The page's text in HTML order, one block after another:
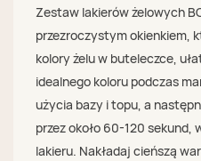
Zestaw lakierów żelowych
przezroczystym okienkiem,
kolory żelu w buteleczce,
idealnego koloru podczas
użycia bazy i topu, a
przez około 60-120 sekund,
lakieru. Nakładaj cieńszą